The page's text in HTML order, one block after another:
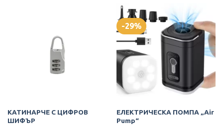
КАТИНАРЧЕ С ЦИФРОВ
ШИФЪР
-29%
ЕЛЕКТРИЧЕСКА ПОМПА „Air
Pump“